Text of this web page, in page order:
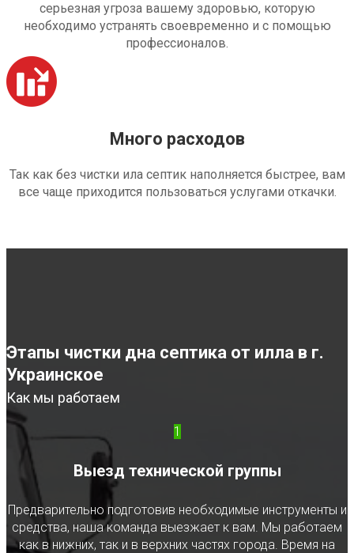
серьезная угроза вашему здоровью, которую
необходимо устранять своевременно и с помощью
профессионалов.
Много расходов
Так как без чистки ила септик наполняется быстрее, вам
все чаще приходится пользоваться услугами откачки.
Этапы чистки дна септика от илла в г.
Украинское
Как мы работаем
1
Выезд технической группы
Предварительно подготовив необходимые инструменты и
средства, наша команда выезжает к вам. Мы работаем
как в нижних, так и в верхних частях города. Время на